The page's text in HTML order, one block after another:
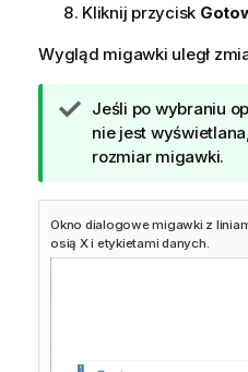
Kliknij przycisk
Wygląd migawki uległ
W
s
k
z
ó
w
Jeśli po wybraniu
nie jest
rozmiar migawki.
Okno dialogowe migawki z
osią X i etykietami danych.